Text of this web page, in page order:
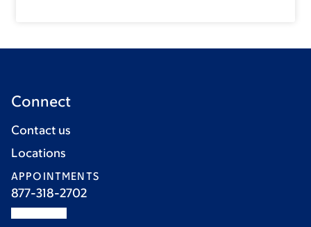
Connect
Contact us
Locations
APPOINTMENTS
877-318-2702